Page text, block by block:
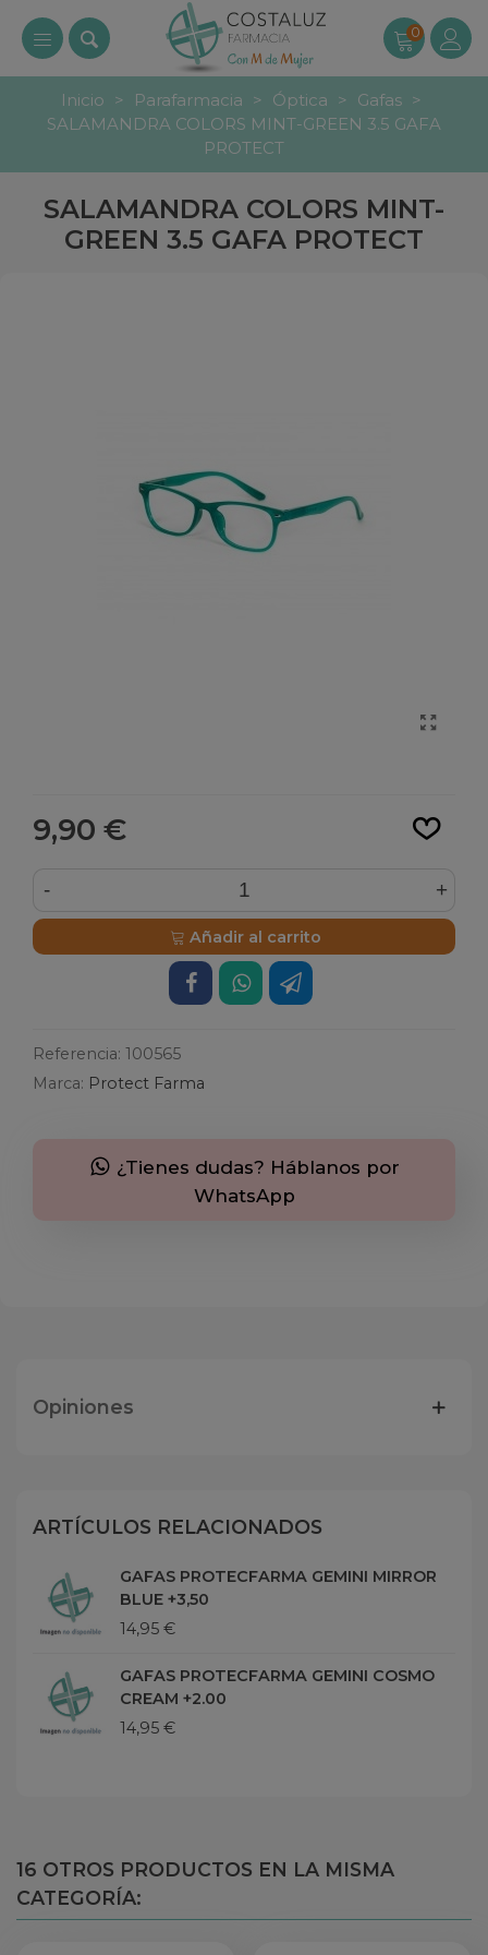
0
Inicio > Parafarmacia > Óptica > Gafas >
SALAMANDRA COLORS MINT-GREEN 3.5 GAFA
PROTECT
SALAMANDRA COLORS MINT-
GREEN 3.5 GAFA PROTECT
9,90 €
- +
Añadir al carrito
Referencia: 100565
Marca: Protect Farma
¿Tienes dudas? Háblanos por
WhatsApp
Opiniones
ARTÍCULOS RELACIONADOS
GAFAS PROTECFARMA GEMINI MIRROR
BLUE +3,50
14,95 €
GAFAS PROTECFARMA GEMINI COSMO
CREAM +2.00
14,95 €
16 OTROS PRODUCTOS EN LA MISMA
CATEGORÍA: